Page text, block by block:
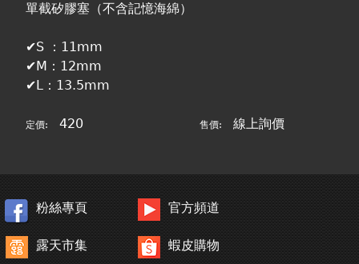
單截矽膠塞（不含記憶海綿）
✔️S ：11mm
✔️M：12mm
✔️L：13.5mm
定價: 420 售價: 線上詢價
粉絲專頁 官方頻道
露天市集 蝦皮購物